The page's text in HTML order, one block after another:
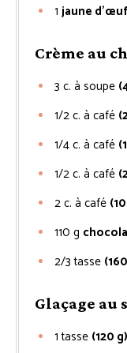
1 jaune d’œuf
Crème au
3 c. à soupe
1/2c. à café
1/4c. à café
1/2c. à café
2c. à café
110 g
2/3tasse
Glaçage au
1 tasse (120